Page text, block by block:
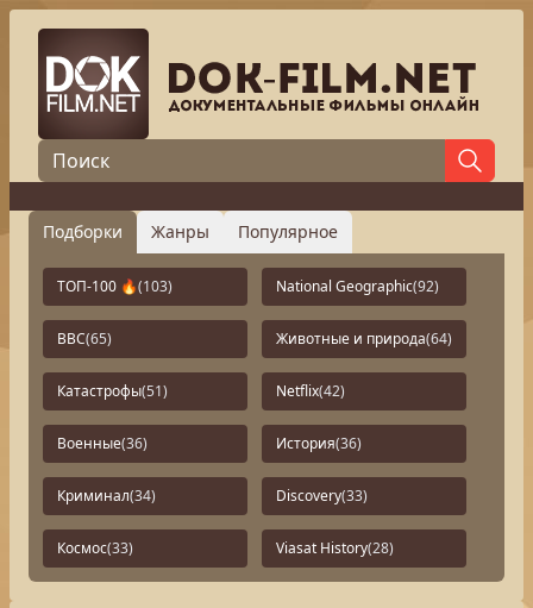
Подборки Жанры Популярное
ТОП-100 🔥(103) National Geographic(92)
BBC(65) Животные и природа(64)
Катастрофы(51) Netflix(42)
Военные(36) История(36)
Криминал(34) Discovery(33)
Космос(33) Viasat History(28)